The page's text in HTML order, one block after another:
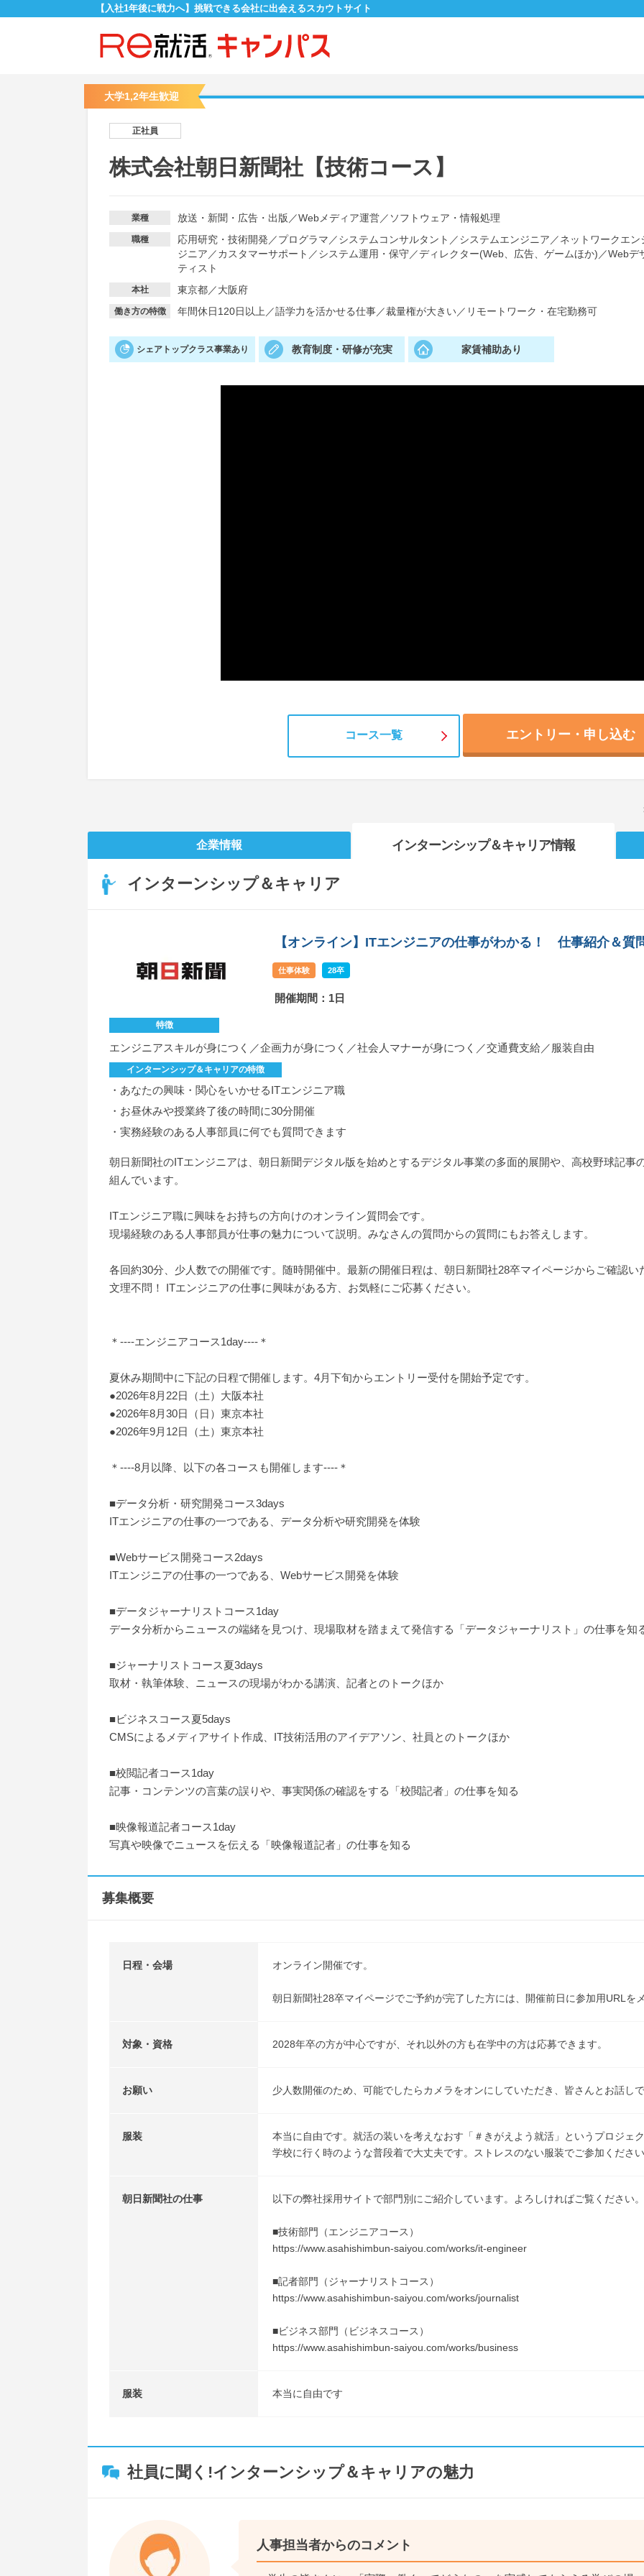
【入社1年後に戦力へ】挑戦できる会社に出会えるスカウトサイト
大学1,2年生歓迎
正社員
株式会社朝日新聞社【技術コース】
業種 放送・新聞・広告・出版 ／Webメディア運営／ ソフトウェア・情報処理
職種 応用研究・技術開発 ／プログラマ ／システムコンサルタント ／システムエンジニア ／ネットワークエン
ジニア ／カスタマーサポート ／システム運用・保守／ディレクター(Web、広告、ゲームほか) ／Webデ
ティスト
本社 東京都／大阪府
働き方の特徴 年間休日120日以上 ／語学力を活かせる仕事／裁量権が大きい／ リモートワーク・在宅勤務可
シェアトップクラス事業あり 教育制度・研修が充実 家賃補助あり
コース一覧 エントリー・申し込む
企業情報 インターンシップ＆キャリア情報
インターンシップ＆キャリア
【オンライン】ITエンジニアの仕事がわかる！ 仕事紹介＆質
仕事体験 28卒
開催期間：1日
特徴
エンジニアスキルが身につく／企画力が身につく／社会人マナーが身につく／交通費支給／服装自由
インターンシップ＆キャリアの特徴
・あなたの興味・関心をいかせるITエンジニア職
・お昼休みや授業終了後の時間に30分開催
・実務経験のある人事部員に何でも質問できます
朝日新聞社のITエンジニアは、朝日新聞デジタル版を始めとするデジタル事業の多面的展開や、高校野球記事
組んでいます。
ITエンジニア職に興味をお持ちの方向けのオンライン質問会です。
現場経験のある人事部員が仕事の魅力について説明。みなさんの質問からの質問にもお答えします。
各回約30分、少人数での開催です。随時開催中。最新の開催日程は、朝日新聞社28卒マイページからご確認い
文理不問！ ITエンジニアの仕事に興味がある方、お気軽にご応募ください。
＊----エンジニアコース1day----＊
夏休み期間中に下記の日程で開催します。4月下旬からエントリー受付を開始予定です。
●2026年8月22日（土）大阪本社
●2026年8月30日（日）東京本社
●2026年9月12日（土）東京本社
＊----8月以降、以下の各コースも開催します----＊
■データ分析・研究開発コース3days
ITエンジニアの仕事の一つである、データ分析や研究開発を体験
■Webサービス開発コース2days
ITエンジニアの仕事の一つである、Webサービス開発を体験
■データジャーナリストコース1day
データ分析からニュースの端緒を見つけ、現場取材を踏まえて発信する「データジャーナリスト」の仕事を知
■ジャーナリストコース夏3days
取材・執筆体験、ニュースの現場がわかる講演、記者とのトークほか
■ビジネスコース夏5days
CMSによるメディアサイト作成、IT技術活用のアイデアソン、社員とのトークほか
■校閲記者コース1day
記事・コンテンツの言葉の誤りや、事実関係の確認をする「校閲記者」の仕事を知る
■映像報道記者コース1day
写真や映像でニュースを伝える「映像報道記者」の仕事を知る
募集概要
日程・会場 オンライン開催です。
朝日新聞社28卒マイページでご予約が完了した方には、開催前日に参加用URLを
対象・資格 2028年卒の方が中心ですが、それ以外の方も在学中の方は応募できます。
お願い 少人数開催のため、可能でしたらカメラをオンにしていただき、皆さんとお話し
服装
本当に自由です。就活の装いを考えなおす「＃きがえよう就活」というプロジェ
学校に行く時のような普段着で大丈夫です。ストレスのない服装でご参加くださ
朝日新聞社の仕事 以下の弊社採用サイトで部門別にご紹介しています。よろしければご覧ください。
■技術部門（エンジニアコース）
https://www.asahishimbun-saiyou.com/works/it-engineer
■記者部門（ジャーナリストコース）
https://www.asahishimbun-saiyou.com/works/journalist
■ビジネス部門（ビジネスコース）
https://www.asahishimbun-saiyou.com/works/business
服装 本当に自由です
社員に聞く!インターンシップ＆キャリアの魅力
人事担当者からのコメント